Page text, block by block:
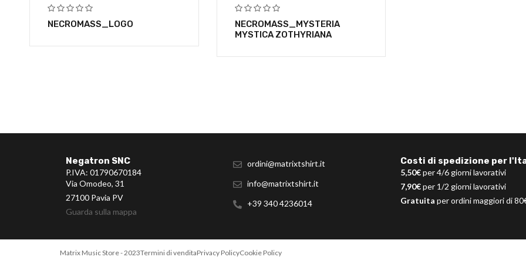
NECROMASS_LOGO
NECROMASS_MYSTERIA
MYSTICA ZOTHYRIANA
Negatron SNC
P.IVA: 01790670184
Via Omodeo, 31
27100 Pavia PV
Guarda sulla mappa
ordini@matrixtshirt.it
info@matrixtshirt.it
+39 340 4236014
Costi di spedizione per
5,50€per 4/6 giorni lavorativi
7,90€per 1/2 giorni lavorativi
Gratuita per ordini maggiori di
Matrix Music Store - 2023Termini di venditaPrivacy PolicyCookie Policy